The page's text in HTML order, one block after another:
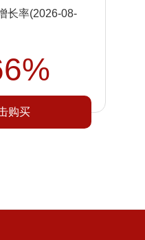
长率(2026-08-
购买